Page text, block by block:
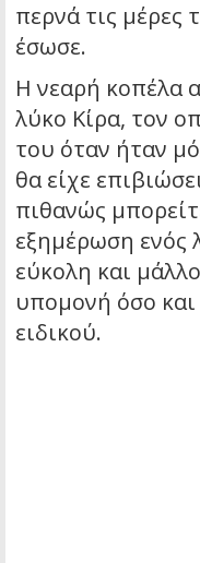
περνά τις μέρες
έσωσε.
Η νεαρή κοπέλα
λύκο Κίρα, τον
του όταν ήταν
θα είχε
πιθανώς
εξημέρωση ενός
εύκολη και
υπομονή όσο και
ειδικού.